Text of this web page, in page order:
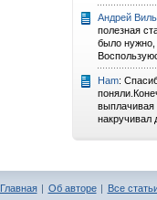
Андрей
полезная
было нужно,
Ham:
выплачивая
накручивал
Главная Об авторе Все